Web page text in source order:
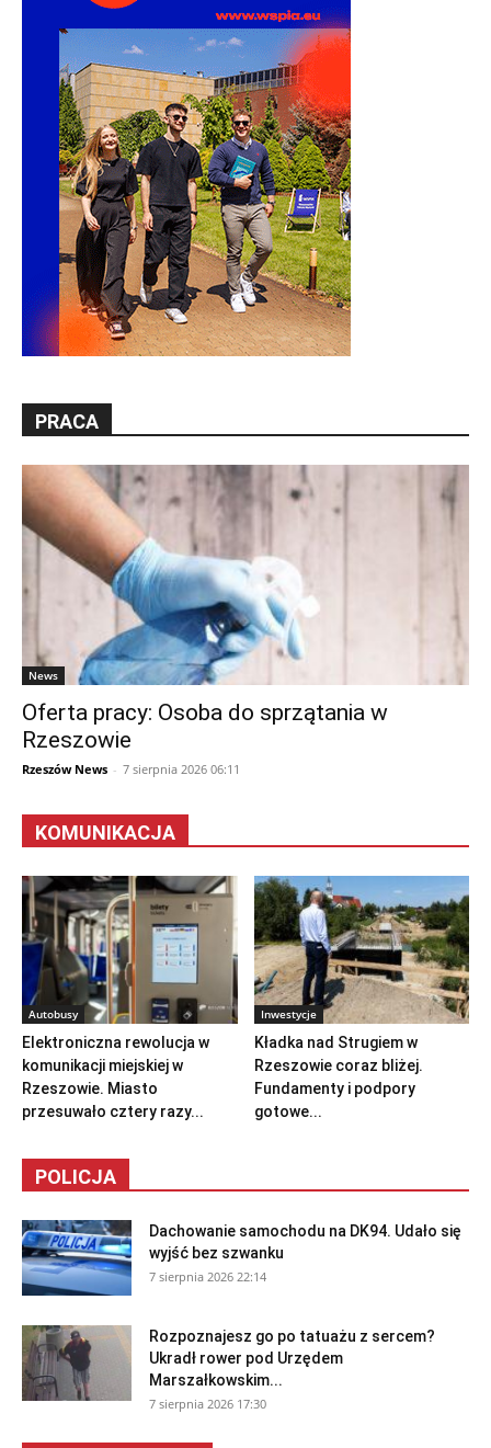
PRACA
News
Oferta pracy: Osoba do sprzątania w
Rzeszowie
Rzeszów News - 7 sierpnia 2026 06:11
KOMUNIKACJA
Autobusy
Elektroniczna rewolucja w
komunikacji miejskiej w
Rzeszowie. Miasto
przesuwało cztery razy...
Inwestycje
Kładka nad Strugiem w
Rzeszowie coraz bliżej.
Fundamenty i podpory
gotowe...
POLICJA
Dachowanie samochodu na DK94. Udało się
wyjść bez szwanku
7 sierpnia 2026 22:14
Rozpoznajesz go po tatuażu z sercem?
Ukradł rower pod Urzędem
Marszałkowskim...
7 sierpnia 2026 17:30